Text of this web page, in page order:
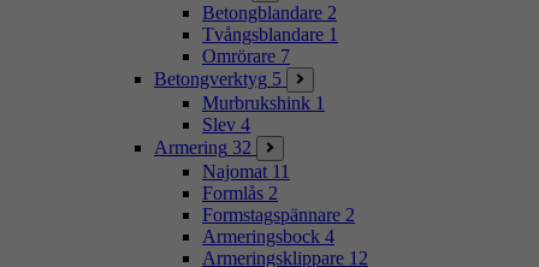
Betongblandare 2
Tvångsblandare 1
Omrörare 7
Betongverktyg 5
Murbrukshink 1
Slev 4
Armering 32
Najomat 11
Formlås 2
Formstagspännare 2
Armeringsbock 4
Armeringsklippare 12